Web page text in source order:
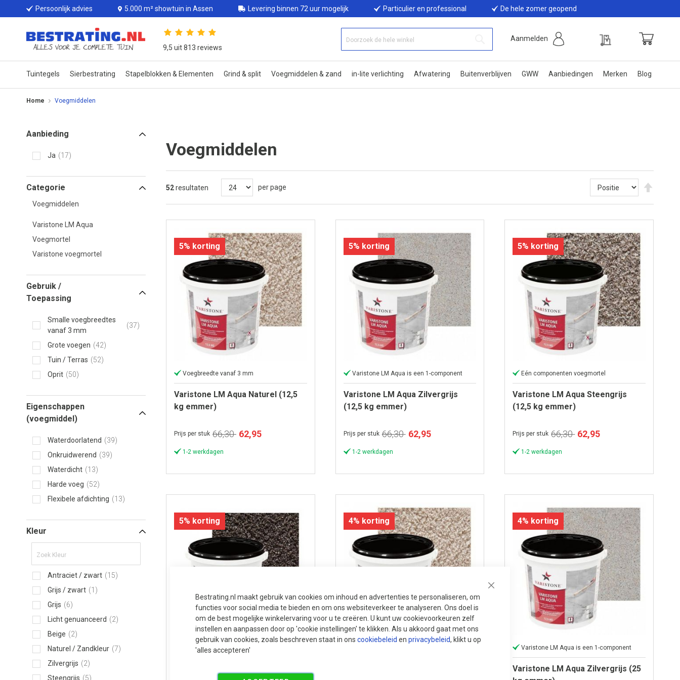
Bestrating.nl maakt gebruik van cookies om inhoud en advertenties te personaliseren, om
functies voor social media te bieden en om ons websiteverkeer te analyseren. Ons doel is
om de best mogelijke winkelervaring voor u te creëren. U kunt uw cookievoorkeuren zelf
instellen en aanpassen door op 'cookie instellingen' te klikken. Als u akkoord gaat met ons
gebruik van cookies, zoals beschreven staat in ons cookiebeleid en privacybeleid, klikt u op
'alles accepteren'
Persoonlijk advies 5.000 m² showtuin in Assen Levering binnen 72 uur mogelijk Particulier en professional De hele zomer geopend
9,5 uit 813 reviews
Aanmelden
Tuintegels Sierbestrating Stapelblokken & Elementen Grind & split Voegmiddelen & zand in-lite verlichting Afwatering Buitenverblijven GWW Aanbiedingen Merken Blog
Home Voegmiddelen
Aanbieding
Ja 17
Categorie
Voegmiddelen
Varistone LM Aqua
Voegmortel
Varistone voegmortel
Gebruik /
Toepassing
Smalle voegbreedtes
vanaf 3 mm
37
Grote voegen
42
Tuin / Terras
52
Oprit
50
Eigenschappen
(voegmiddel)
Waterdoorlatend
39
Onkruidwerend
39
Waterdicht
13
Harde voeg
52
Flexibele afdichting
13
Kleur
Antraciet / zwart
15
Grijs / zwart
1
Grijs
6
Licht genuanceerd
2
Beige
2
Naturel / Zandkleur
7
Zilvergrijs
2
Steengrijs
5
Voegmiddelen
laag
52resultaten per page
5% korting
Voegbreedte vanaf 3 mm
Varistone LM Aqua Naturel (12,5
kg emmer)
Prijs per stuk 66,30 Speciale
62,95
1-2 werkdagen
5% korting
Varistone LM Aqua is een 1-component
Varistone LM Aqua Zilvergrijs
(12,5 kg emmer)
Prijs per stuk 66,30 Speciale
62,95
1-2 werkdagen
5% korting
Eén componenten voegmortel
Varistone LM Aqua Steengrijs
(12,5 kg emmer)
Prijs per stuk 66,30 Speciale
62,95
1-2 werkdagen
5% korting
Varistone LM Aqua is een 1-component
4% korting 4% korting
Varistone LM Aqua is een 1-component
Varistone LM Aqua Zilvergrijs (25